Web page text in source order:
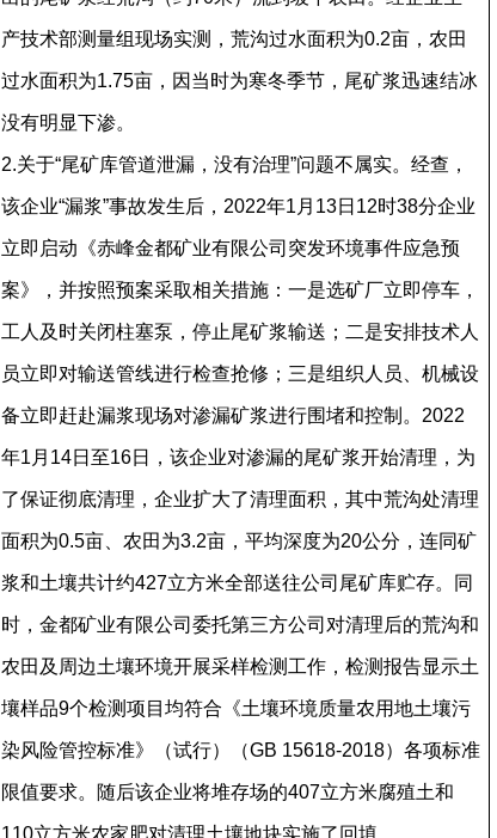
产技术部测量组现场实测，荒沟过水面积为0.2亩，农田
过水面积为1.75亩，因当时为寒冬季节，尾矿浆迅速结冰
没有明显下渗。
2.关于“尾矿库管道泄漏，没有治理”问题不属实。经查，
该企业“漏浆”事故发生后，2022年1月13日12时38分企业
立即启动《赤峰金都矿业有限公司突发环境事件应急预
案》，并按照预案采取相关措施：一是选矿厂立即停车，
工人及时关闭柱塞泵，停止尾矿浆输送；二是安排技术人
员立即对输送管线进行检查抢修；三是组织人员、机械设
备立即赶赴漏浆现场对渗漏矿浆进行围堵和控制。2022
年1月14日至16日，该企业对渗漏的尾矿浆开始清理，为
了保证彻底清理，企业扩大了清理面积，其中荒沟处清理
面积为0.5亩、农田为3.2亩，平均深度为20公分，连同矿
浆和土壤共计约427立方米全部送往公司尾矿库贮存。同
时，金都矿业有限公司委托第三方公司对清理后的荒沟和
农田及周边土壤环境开展采样检测工作，检测报告显示土
壤样品9个检测项目均符合《土壤环境质量农用地土壤污
染风险管控标准》（试行）（GB 15618-2018）各项标准
限值要求。随后该企业将堆存场的407立方米腐殖土和
110立方米农家肥对清理土壤地块实施了回填。